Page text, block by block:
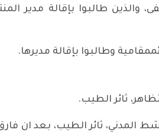
والذين طالبوا بإقالة مدير
وطالبوا بإقالة مديرها.
ثائر الطيب.
المدني، ثائر الطيب، بعد ان